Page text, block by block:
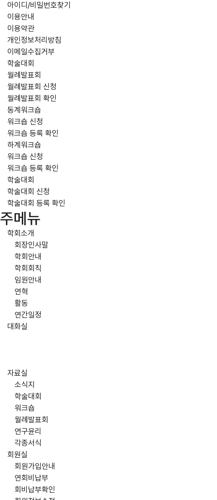
아이디/비밀번호찾기
이용안내
이용약관
개인정보처리방침
이메일수집거부
학술대회
월례발표회
월례발표회 신청
월례발표회 확인
동계워크숍
워크숍 신청
워크숍 등록 확인
하계워크숍
워크숍 신청
워크숍 등록 확인
학술대회
학술대회 신청
학술대회 등록 확인
주메뉴
학회소개
회장인사말
학회안내
학회회칙
임원안내
연혁
활동
연간일정
대화실
자료실
소식지
학술대회
워크숍
월례발표회
연구윤리
각종서식
회원실
회원가입안내
연회비납부
회비납부확인